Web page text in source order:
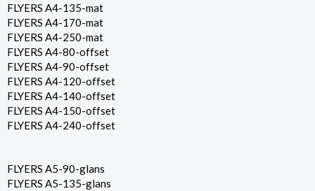
FLYERS A4-135-mat
FLYERS A4-170-mat
FLYERS A4-250-mat
FLYERS A4-80-offset
FLYERS A4-90-offset
FLYERS A4-120-offset
FLYERS A4-140-offset
FLYERS A4-150-offset
FLYERS A4-240-offset
FLYERS A5-90-glans
FLYERS A5-135-glans